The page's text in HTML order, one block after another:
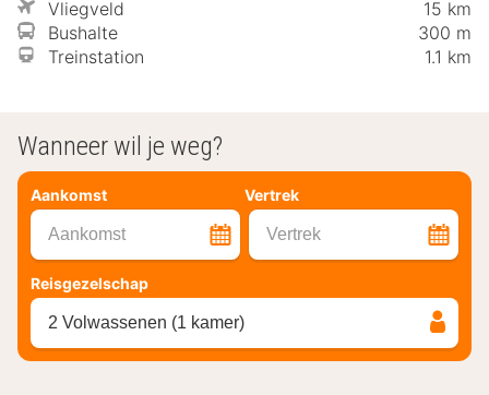
Vliegveld
15 km
Bushalte
300 m
Treinstation
1.1 km
Wanneer wil je weg?
Aankomst Vertrek
Aankomst Vertrek
Reisgezelschap
2 Volwassenen (1 kamer)